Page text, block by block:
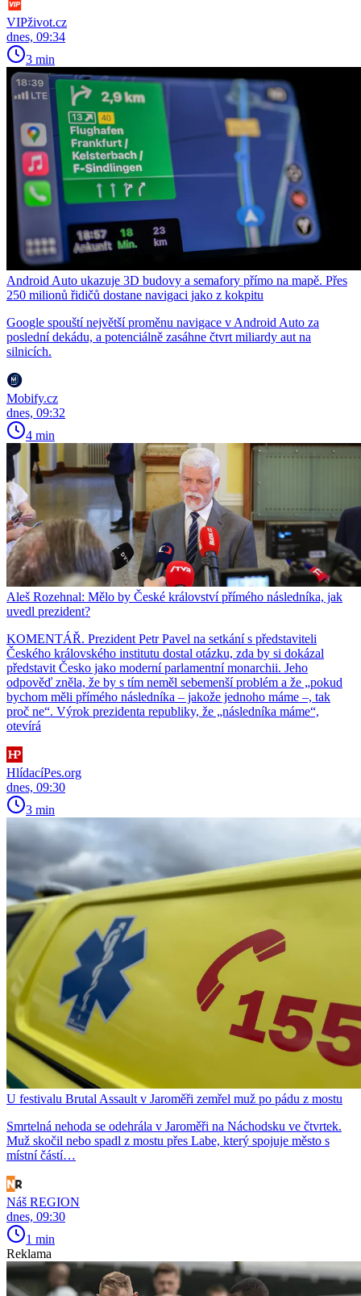
VIPživot.cz
dnes, 09:34
3 min
Android Auto ukazuje 3D budovy a semafory přímo na mapě. Přes
250 milionů řidičů dostane navigaci jako z kokpitu
Google spouští největší proměnu navigace v Android Auto za
poslední dekádu, a potenciálně zasáhne čtvrt miliardy aut na
silnicích.
Mobify.cz
dnes, 09:32
4 min
Aleš Rozehnal: Mělo by České království přímého následníka, jak
uvedl prezident?
KOMENTÁŘ. Prezident Petr Pavel na setkání s představiteli
Českého královského institutu dostal otázku, zda by si dokázal
představit Česko jako moderní parlamentní monarchii. Jeho
odpověď zněla, že by s tím neměl sebemenší problém a že „pokud
bychom měli přímého následníka – jakože jednoho máme –, tak
proč ne“. Výrok prezidenta republiky, že „následníka máme“,
otevírá
HlídacíPes.org
dnes, 09:30
3 min
U festivalu Brutal Assault v Jaroměři zemřel muž po pádu z mostu
Smrtelná nehoda se odehrála v Jaroměři na Náchodsku ve čtvrtek.
Muž skočil nebo spadl z mostu přes Labe, který spojuje město s
místní částí…
Náš REGION
dnes, 09:30
1 min
Reklama